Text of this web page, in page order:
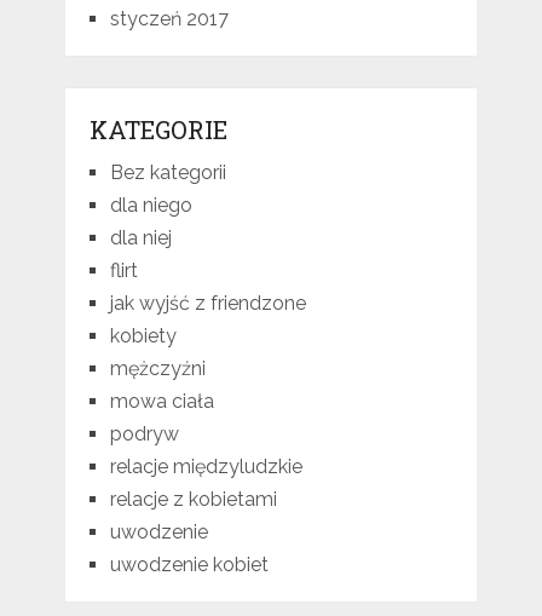
styczeń 2017
KATEGORIE
Bez kategorii
dla niego
dla niej
flirt
jak wyjść z friendzone
kobiety
mężczyźni
mowa ciała
podryw
relacje międzyludzkie
relacje z kobietami
uwodzenie
uwodzenie kobiet